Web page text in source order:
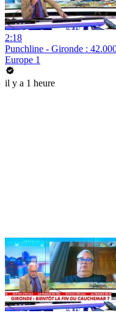
2:18
Punchline - Gironde :
Europe 1
il y a 1 heure